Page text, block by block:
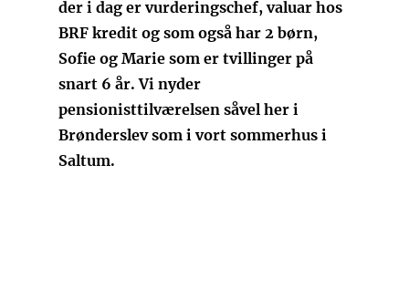
der i dag er vurderingschef, valuar hos
BRF kredit og som også har 2 børn,
Sofie og Marie som er tvillinger på
snart 6 år. Vi nyder
pensionisttilværelsen såvel her i
Brønderslev som i vort sommerhus i
Saltum.